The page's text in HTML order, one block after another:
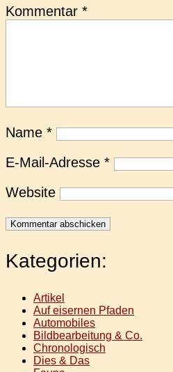
Kommentar *
Name *
E-Mail-Adresse *
Website
Kategorien:
Artikel
Auf eisernen Pfaden
Automobiles
Bildbearbeitung & Co.
Chronologisch
Dies & Das